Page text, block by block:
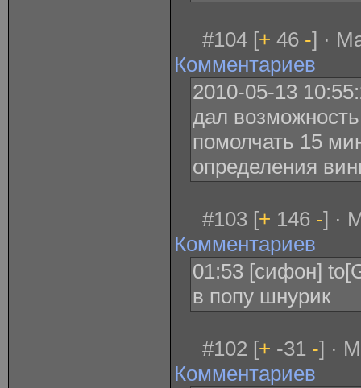
#104 [+ 46 -] ·
Комментариев
2010-05-13
дал
помолчать 15
определения
#103 [+ 146 -] ·
Комментариев
01:53 [сифон]
в попу шнурик
#102 [+ -31 -] ·
Комментариев